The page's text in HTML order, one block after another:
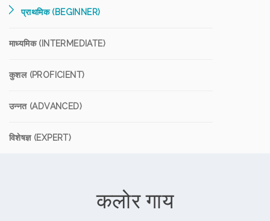
प्राथमिक (BEGINNER)
माध्यमिक (INTERMEDIATE)
कुशल (PROFICIENT)
उन्नत (ADVANCED)
विशेषज्ञ (EXPERT)
कलोर गाय